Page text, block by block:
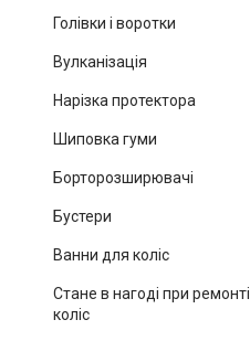
Голівки і воротки
Вулканізація
Нарізка протектора
Шиповка гуми
Борторозширювачі
Бустери
Ванни для коліс
Стане в нагоді при ремонті
коліс